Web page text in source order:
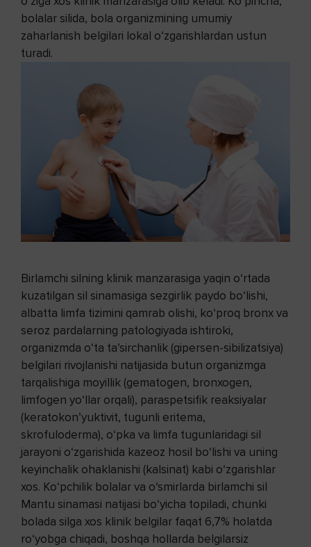
bolalar silida, bola organizmining umumiy
zaharlanish belgilari lokal o‘zgarishlardan ustun
turadi.
Birlamchi silning klinik manzarasiga yaqin o‘rtada
kuzatilgan sil sinamasiga sezgirlik paydo bo‘lishi,
albatta limfa tizimini qamrab olishi, ko‘proq bronx va
seroz pardalarning patologiyada ishtiroki,
organizmda o‘ta ta’sirchanlik (gipersen-sibilizatsiya)
belgilari rivojlanishi natijasida butun organizmga
tarqalishiga moyillik (gematogen, bronxogen,
limfogen yo‘llar orqali), paraspetsifik reaksiyalar
(keratokon’yuktivit, tugunli eritema,
skrofuloderma), o‘pka va limfa tugunlaridagi sil
jarayoni o‘zgarishida kazeoz hosil bo‘lishi va uning
keyinchalik ohaklanishi (kalsinat) kabi o‘zgarishlar
xos. Ko‘pchilik bolalar va o‘smirlarda birlamchi sil
Mantu sinamasi natijasi bo‘yicha topiladi, chunki
bolada silga xos klinik belgilar faqat 6,7% holatda
ro‘yobga chiqadi, boshqa hollarda belgilarsiz